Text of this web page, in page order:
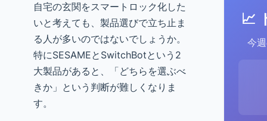
自宅の玄関をスマートロック化した
いと考えても、製品選びで立ち止ま
る人が多いのではないでしょうか。
特にSESAMEとSwitchBotという2
大製品があると、「どちらを選ぶべ
きか」という判断が難しくなりま
す。
📈
今